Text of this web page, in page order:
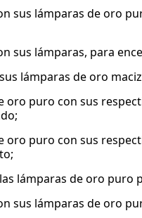
sus lámparas de oro
sus lámparas, para
lámparas de oro
oro puro con sus
oro puro con sus
lámparas de oro
sus lámparas de oro